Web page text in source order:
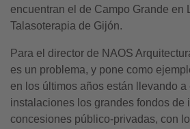
encuentran el de Campo Grande en
Talasoterapia de Gijón.
Para el director de NAOS
es un problema, y pone como
en los últimos años están llevando a
instalaciones los grandes fondos de
concesiones público-privadas, con